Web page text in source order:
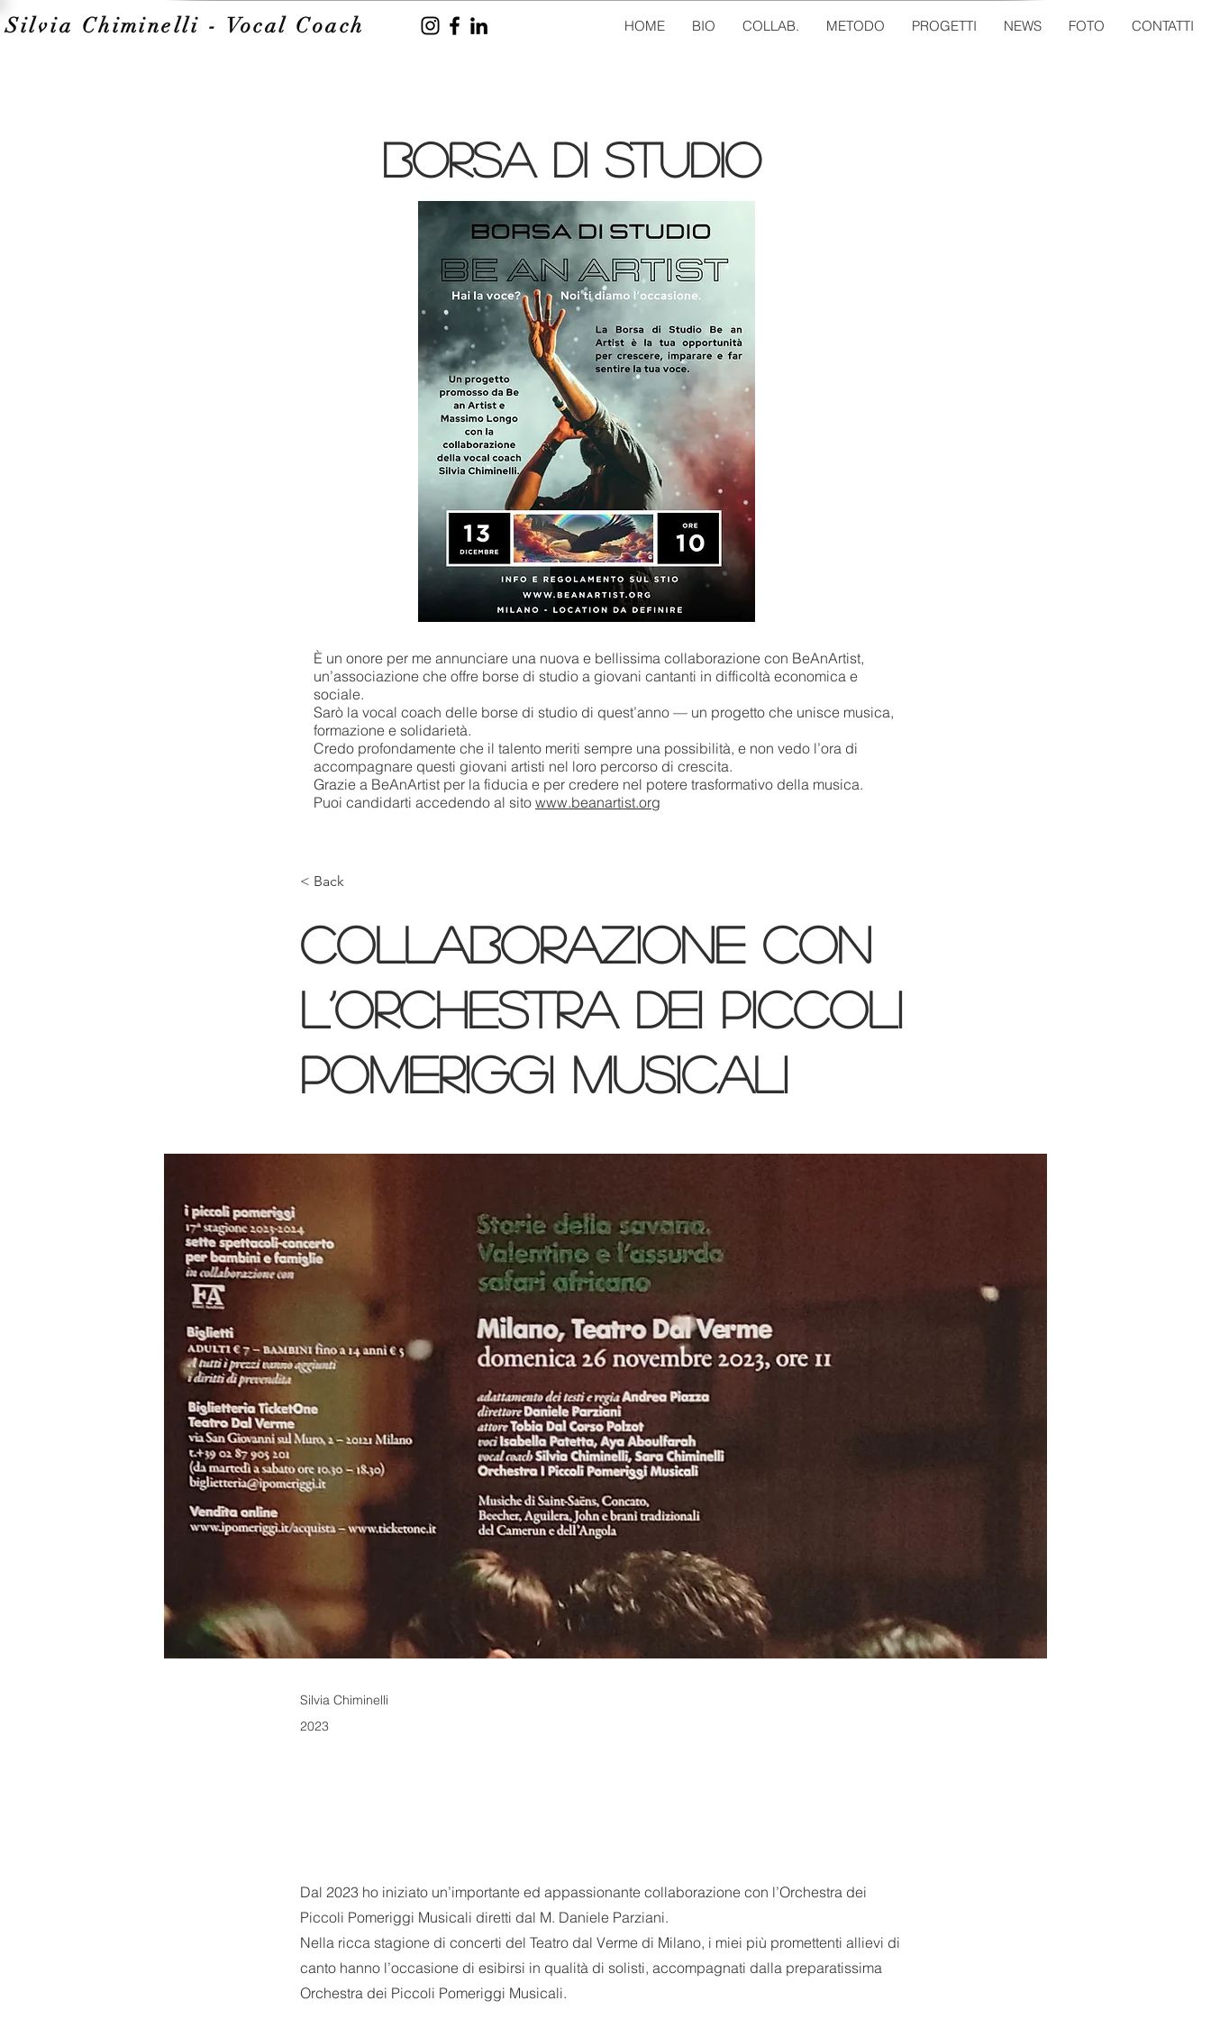
Silvia Chiminelli - Vocal Coach HOME BIO COLLAB. METODO PROGETTI NEWS FOTO CONTATTI
borsa di studio
È un onore per me annunciare una nuova e bellissima collaborazione con BeAnArtist,
un’associazione che offre borse di studio a giovani cantanti in difficoltà economica e
sociale.
Sarò la vocal coach delle borse di studio di quest’anno — un progetto che unisce musica,
formazione e solidarietà.
Credo profondamente che il talento meriti sempre una possibilità, e non vedo l’ora di
accompagnare questi giovani artisti nel loro percorso di crescita.
Grazie a BeAnArtist per la fiducia e per credere nel potere trasformativo della musica.
Puoi candidarti accedendo al sito www.beanartist.org
< Back
Collaborazione con
l’Orchestra dei Piccoli
Pomeriggi Musicali
Silvia Chiminelli
2023
Dal 2023 ho iniziato un’importante ed appassionante collaborazione con l’Orchestra dei
Piccoli Pomeriggi Musicali diretti dal M. Daniele Parziani.
Nella ricca stagione di concerti del Teatro dal Verme di Milano, i miei più promettenti allievi di
canto hanno l’occasione di esibirsi in qualità di solisti, accompagnati dalla preparatissima
Orchestra dei Piccoli Pomeriggi Musicali.